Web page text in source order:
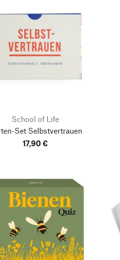
School of Life
Set Selbstvertrauen
17,90 €